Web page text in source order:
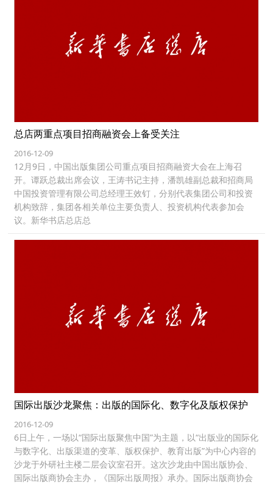
总店两重点项目招商融资会上备受关注
2016-12-09
12月9日，中国出版集团公司重点项目招商融资大会在上海召
开。谭跃总裁出席会议，王涛书记主持，潘凯雄副总裁和招商局
中国投资管理有限公司总经理王效钉，分别代表集团公司和投资
机构致辞，集团各相关单位主要负责人、投资机构代表参加会
议。新华书店总店总
国际出版沙龙聚焦：出版的国际化、数字化及版权保护
2016-12-09
6日上午，一场以“国际出版聚焦中国”为主题，以“出版业的国际化
与数字化、出版渠道的变革、版权保护、教育出版”为中心内容的
沙龙于外研社主楼二层会议室召开。这次沙龙由中国出版协会、
国际出版商协会主办，《国际出版周报》承办。国际出版商协会